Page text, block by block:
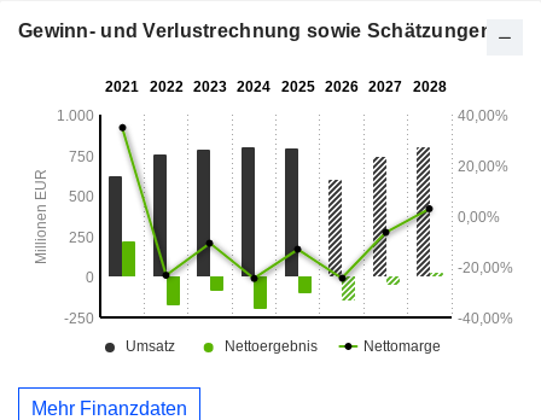
darunter ZNS-Schlafstörungen, chronischer Husten,
Mittel, um nur einige zu nennen.
Gewinn- und Verlustrechnung sowie Schätzungen
Mehr Finanzdaten